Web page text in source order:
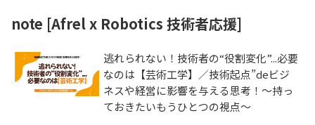
note [Afrel x Robotics 技術者応援]
逃れられない！技術者の“役割変化”...必要
なのは【芸術工学】／技術起点”deビジ
ネスや経営に影響を与える思考！～持っ
ておきたいもうひとつの視点～